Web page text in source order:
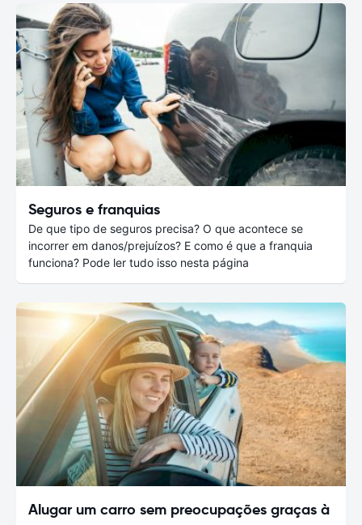
Seguros e franquias
De que tipo de seguros precisa? O que acontece se
incorrer em danos/prejuízos? E como é que a franquia
funciona? Pode ler tudo isso nesta página
Alugar um carro sem preocupações graças à